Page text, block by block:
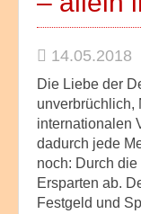
14.05.2018
Die Liebe der
unverbrüchlich,
internationalen
dadurch jede
noch: Durch
Ersparten ab.
Festgeld und